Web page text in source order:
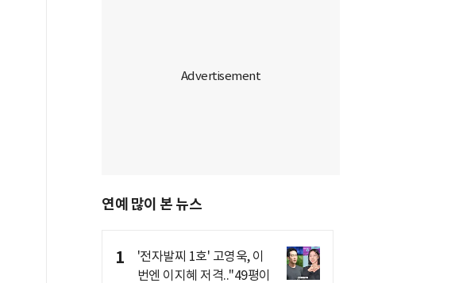
연예 많이 본 뉴스
1
'전자발찌 1호' 고영욱, 이
번엔 이지혜 저격.."49평이